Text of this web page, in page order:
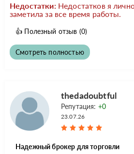
Недостатки: Недостатков я
заметила за все время работы.
👍 Полезный отзыв (0)
Смотреть полностью
thedadoubtful
Репутация: +0
23.07.26
Надежный брокер для торговли